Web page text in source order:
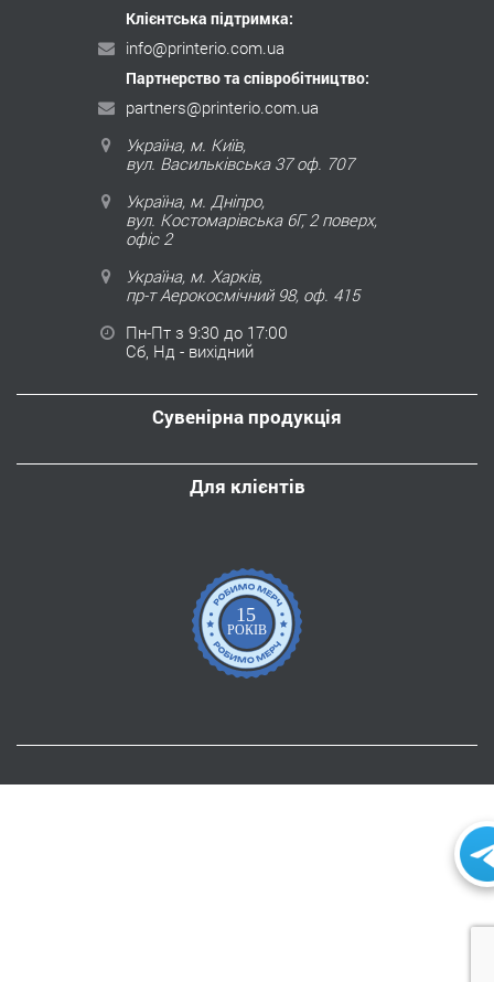
Клієнтська підтримка:
info@printerio.com.ua
Партнерство та співробітництво:
partners@printerio.com.ua
Україна, м. Київ,
вул. Васильківська 37 оф. 707
Україна, м. Дніпро,
вул. Костомарівська 6Г, 2 поверх,
офіс 2
Україна, м. Харків,
пр-т Аерокосмічний 98, оф. 415
Пн-Пт з 9:30 до 17:00
Сб, Нд - вихідний
Сувенірна продукція
Для клієнтів
15
РОКІВ